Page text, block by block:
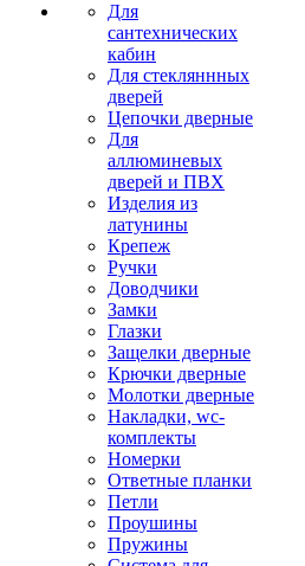
Для
сантехнических
кабин
Для стекляннных
дверей
Цепочки дверные
Для
аллюминевых
дверей и ПВХ
Изделия из
латунины
Крепеж
Ручки
Доводчики
Замки
Глазки
Защелки дверные
Крючки дверные
Молотки дверные
Накладки, wc-
комплекты
Номерки
Ответные планки
Петли
Проушины
Пружины